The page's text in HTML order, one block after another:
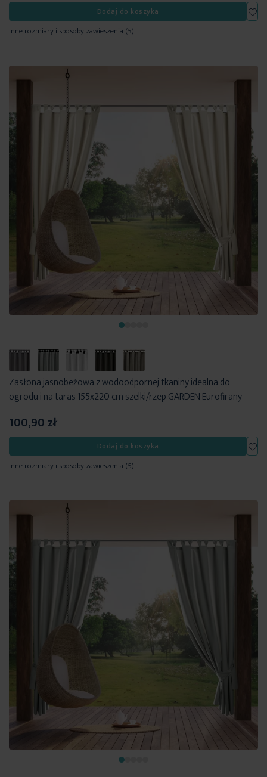
Dodaj do koszyka
Inne rozmiary i sposoby zawieszenia (5)
Zasłona jasnobeżowa z wodoodpornej tkaniny idealna do
ogrodu i na taras 155x220 cm szelki/rzep GARDEN Eurofirany
100,90 zł
Dodaj do koszyka
Inne rozmiary i sposoby zawieszenia (5)